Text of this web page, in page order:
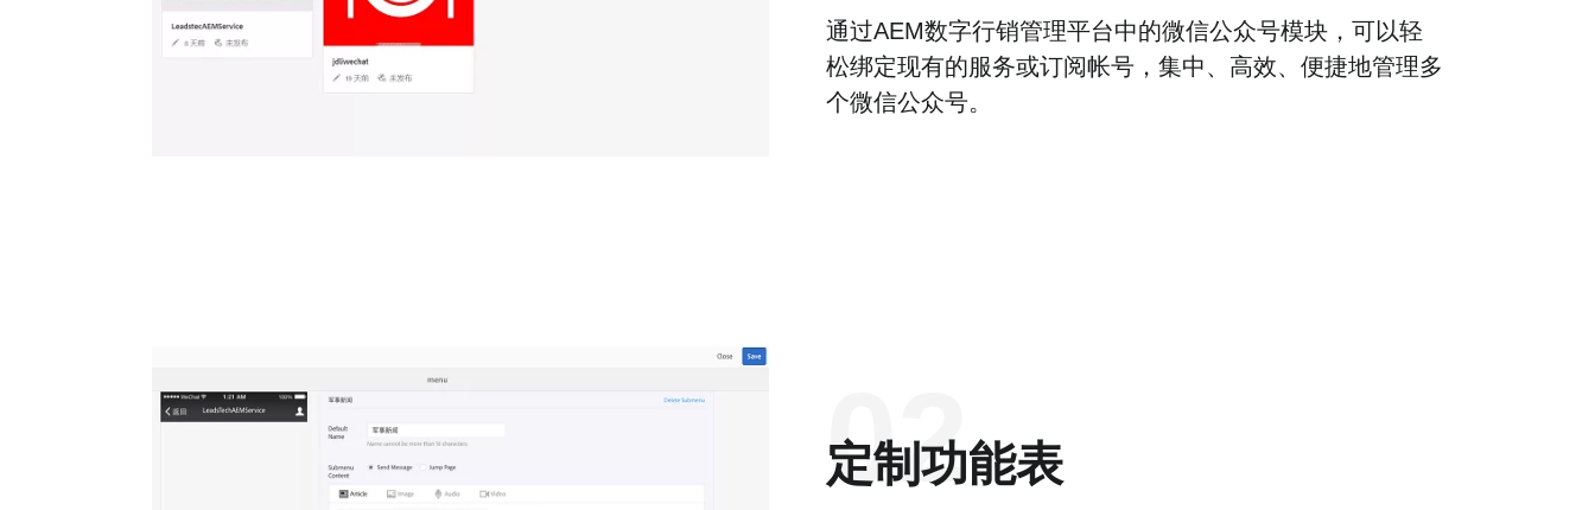
通过AEM数字行销管理平台中的微信公众号模块，可以轻
松绑定现有的服务或订阅帐号，集中、高效、便捷地管理多
个微信公众号。
02
定制功能表